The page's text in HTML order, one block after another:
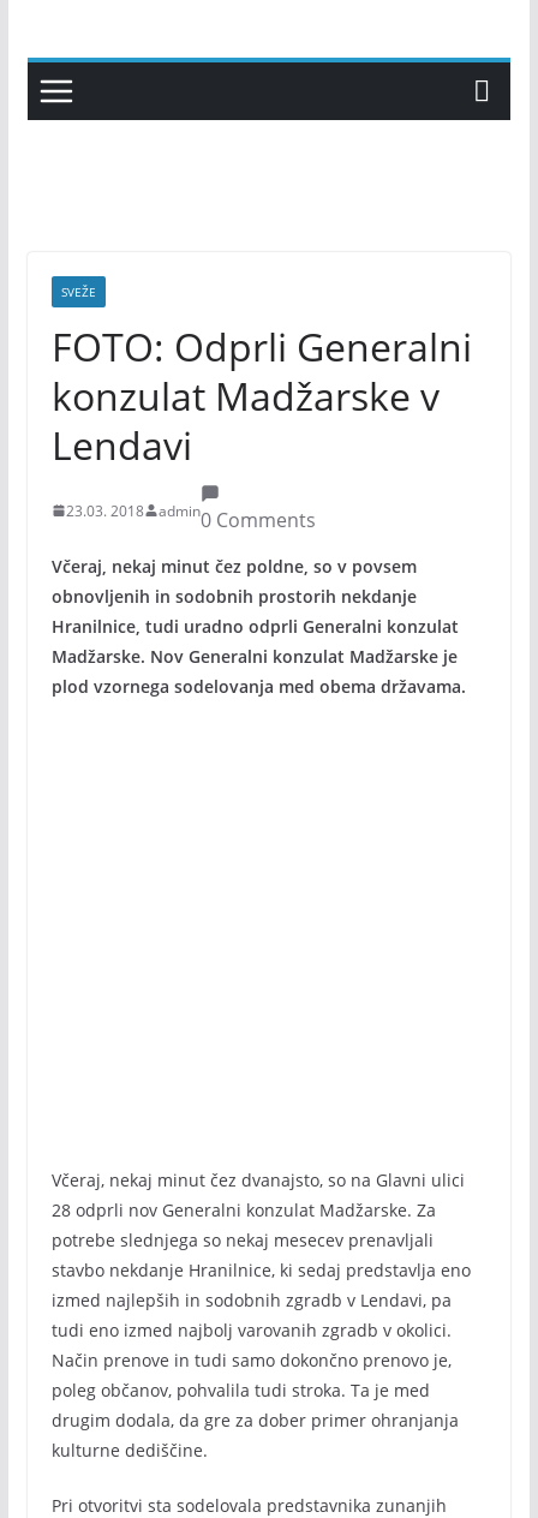
content
SVEŽE
FOTO: Odprli Generalni
konzulat Madžarske v
Lendavi
23.03. 2018 admin0 Comments
Včeraj, nekaj minut čez poldne, so v povsem
obnovljenih in sodobnih prostorih nekdanje
Hranilnice, tudi uradno odprli Generalni konzulat
Madžarske. Nov Generalni konzulat Madžarske je
plod vzornega sodelovanja med obema državama.
Včeraj, nekaj minut čez dvanajsto, so na Glavni ulici
28 odprli nov Generalni konzulat Madžarske. Za
potrebe slednjega so nekaj mesecev prenavljali
stavbo nekdanje Hranilnice, ki sedaj predstavlja eno
izmed najlepših in sodobnih zgradb v Lendavi, pa
tudi eno izmed najbolj varovanih zgradb v okolici.
Način prenove in tudi samo dokončno prenovo je,
poleg občanov, pohvalila tudi stroka. Ta je med
drugim dodala, da gre za dober primer ohranjanja
kulturne dediščine.
Pri otvoritvi sta sodelovala predstavnika zunanjih